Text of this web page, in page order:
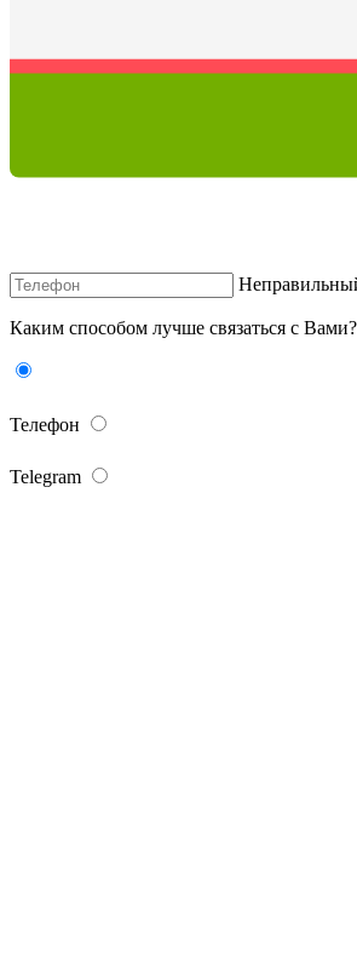
Каким способом лучше связаться с Вами?
Телефон
Telegram